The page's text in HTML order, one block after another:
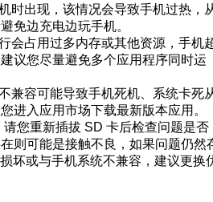
时出现，该情况会导致手机过热，
免边充电边玩手机。
会占用过多内存或其他资源，手机
议您尽量避免多个应用程序同时运
兼容可能导致手机死机、系统卡死
进入应用市场下载最新版本应用。
您重新插拔 SD 卡后检查问题是否
则可能是接触不良，如果问题仍然
坏或与手机系统不兼容，建议更换